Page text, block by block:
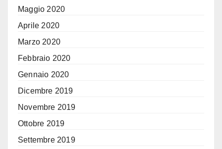
Maggio 2020
Aprile 2020
Marzo 2020
Febbraio 2020
Gennaio 2020
Dicembre 2019
Novembre 2019
Ottobre 2019
Settembre 2019